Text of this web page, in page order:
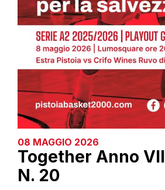
08 MAGGIO 2026
Together Anno VII
N. 20